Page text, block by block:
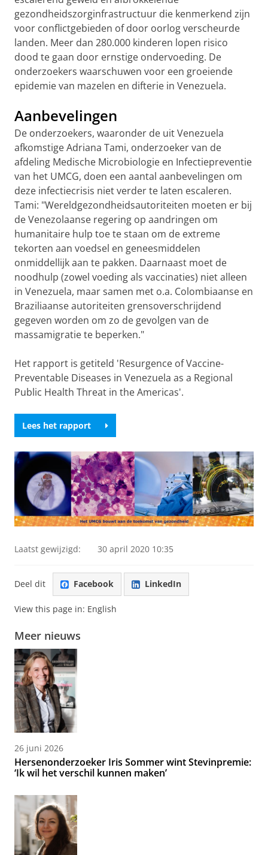
gezondheidszorginfrastructuur die kenmerkend zijn
voor conflictgebieden of door oorlog verscheurde
landen. Meer dan 280.000 kinderen lopen risico
dood te gaan door ernstige ondervoeding. De
onderzoekers waarschuwen voor een groeiende
epidemie van mazelen en difterie in Venezuela.
Aanbevelingen
De onderzoekers, waaronder de uit Venezuela
afkomstige Adriana Tami, onderzoeker van de
afdeling Medische Microbiologie en Infectiepreventie
van het UMCG, doen een aantal aanbevelingen om
deze infectiecrisis niet verder te laten escaleren.
Tami: "Wereldgezondheidsautoriteiten moeten er bij
de Venezolaanse regering op aandringen om ​​
humanitaire hulp toe te staan om de extreme
tekorten aan voedsel en geneesmiddelen
onmiddellijk aan te pakken. Daarnaast moet de
noodhulp (zowel voeding als vaccinaties) niet alleen
in Venezuela, maar samen met o.a. Colombiaanse en
Braziliaanse autoriteiten grensoverschrijdend
gegeven worden om zo de gevolgen van de
massamigratie te beperken."
Het rapport is getiteld 'Resurgence of Vaccine-
Preventable Diseases in Venezuela as a Regional
Public Health Threat in the Americas'.
Lees het rapport
Laatst gewijzigd: 30 april 2020 10:35
Deel dit Facebook LinkedIn
View this page in: English
Meer nieuws
26 juni 2026
Hersenonderzoeker Iris Sommer wint Stevinpremie:
‘Ik wil het verschil kunnen maken’